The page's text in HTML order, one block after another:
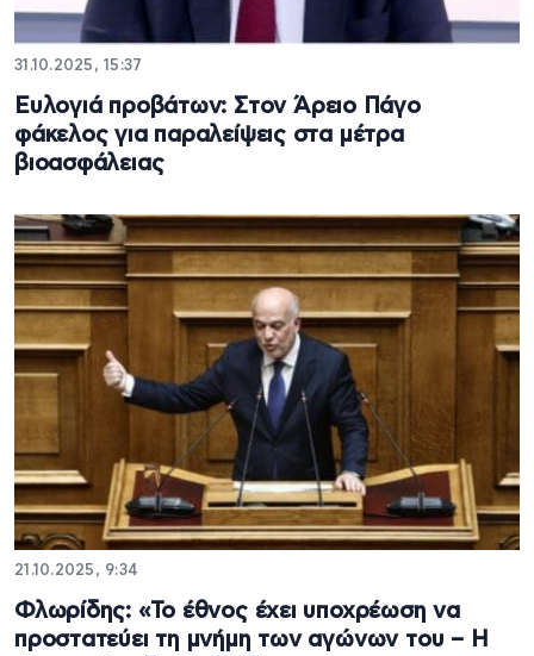
31.10.2025, 15:37
Ευλογιά προβάτων: Στον Άρειο Πάγο
φάκελος για παραλείψεις στα μέτρα
βιοασφάλειας
21.10.2025, 9:34
Φλωρίδης: «Το έθνος έχει υποχρέωση να
προστατεύει τη μνήμη των αγώνων του – Η